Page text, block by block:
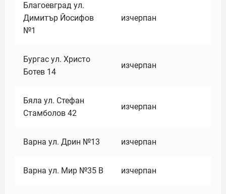
Благоевград ул.
Димитър Йосифов
№1
изчерпан
Бургас ул. Христо
Ботев 14
изчерпан
Бяла ул. Стефан
Стамболов 42
изчерпан
Варна ул. Дрин №13 изчерпан
Варна ул. Мир №35 В изчерпан